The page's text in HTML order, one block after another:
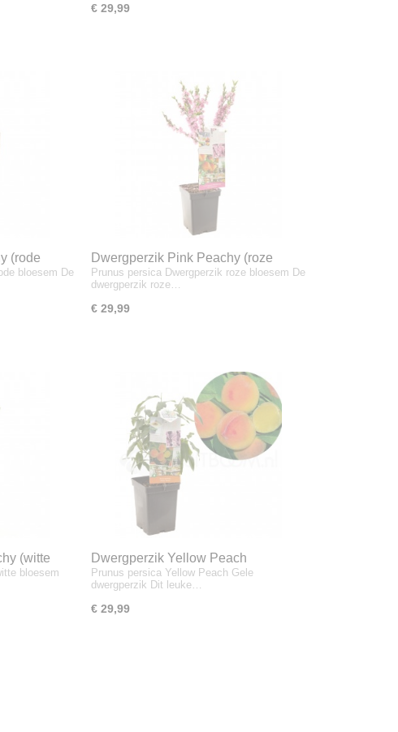
€ 29,99
(rode
bloesem De
Dwergperzik Pink Peachy (roze
bloesem)
Prunus persica Dwergperzik roze bloesem De
dwergperzik roze…
€ 29,99
(witte
bloesem
Dwergperzik Yellow Peach
Prunus persica Yellow Peach Gele
dwergperzik Dit leuke…
€ 29,99